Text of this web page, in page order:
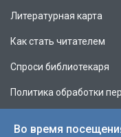
Литературная карта
Как стать читателем
Спроси библиотекаря
Политика обработки
Во время